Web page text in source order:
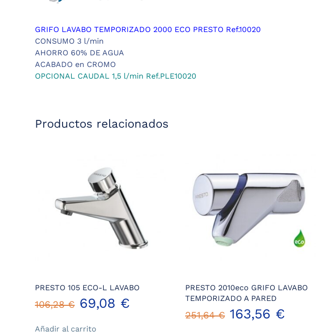
GRIFO LAVABO TEMPORIZADO 2000 ECO PRESTO Ref.10020
CONSUMO 3 l/min
AHORRO 60% DE AGUA
ACABADO en CROMO
OPCIONAL CAUDAL 1,5 l/min Ref.PLE10020
Productos relacionados
PRESTO 105 ECO-L LAVABO
106,28€ El
precio
69,08 €
Añadir al carrito
PRESTO 2010eco GRIFO LAVABO
TEMPORIZADO A PARED
251,64€ El
163,56 €